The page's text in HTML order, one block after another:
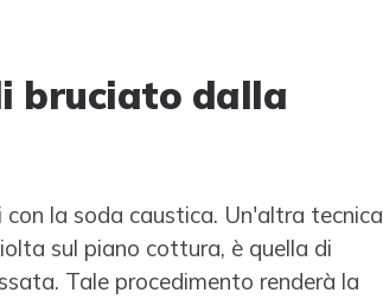
bruciato dalla
la soda caustica. Un'altra tecnica
sul piano cottura, è quella di
Tale procedimento renderà la